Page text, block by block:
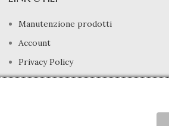
Manutenzione prodotti
Account
Privacy Policy
Gestione cookie